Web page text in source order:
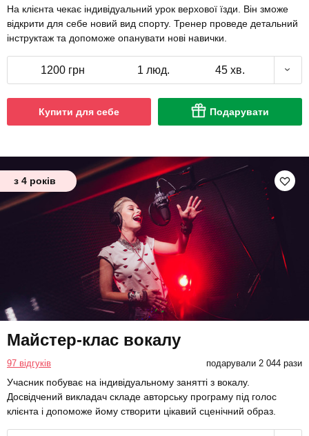
На клієнта чекає індивідуальний урок верхової їзди. Він зможе
відкрити для себе новий вид спорту. Тренер проведе детальний
інструктаж та допоможе опанувати нові навички.
1200 грн 1 люд. 45 хв.
Купити для себе Подарувати
з 4 років
Майстер-клас вокалу
97 відгуків подарували 2 044 рази
Учасник побуває на індивідуальному занятті з вокалу.
Досвідчений викладач складе авторську програму під голос
клієнта і допоможе йому створити цікавий сценічний образ.